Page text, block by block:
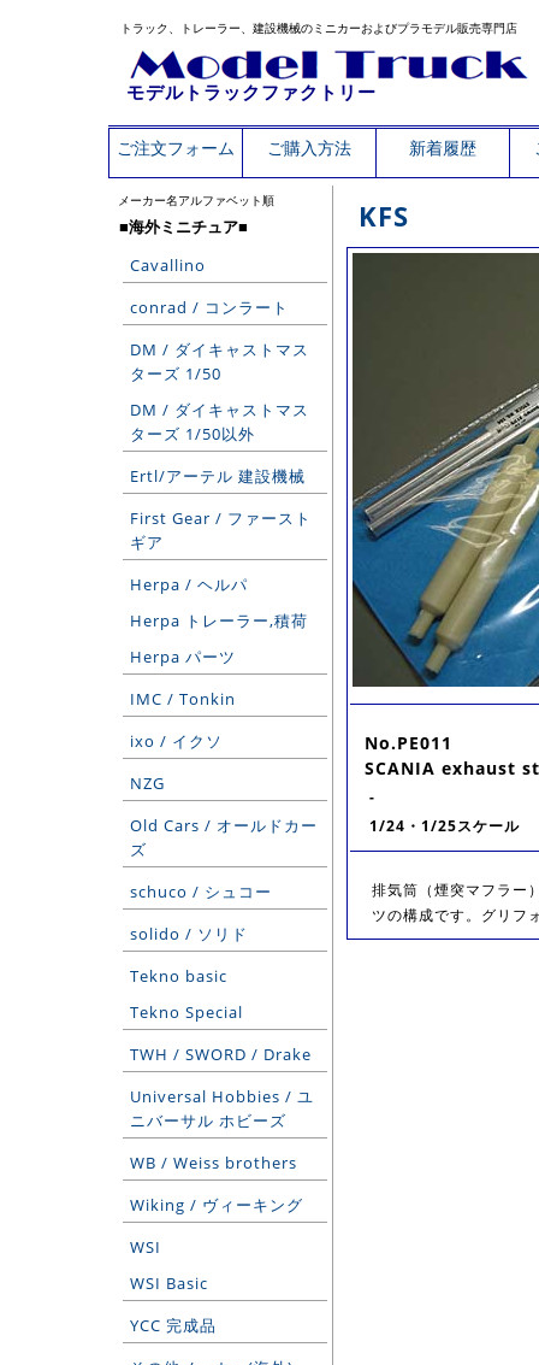
トラック、トレーラー、建設機械のミニカーおよびプラモデル販売専門店
モデルトラックファクトリー
ご注文フォーム ご購入方法 新着履歴
メーカー名アルファベット順
■海外ミニチュア■
Cavallino
conrad / コンラート
DM / ダイキャストマス
ターズ 1/50
DM / ダイキャストマス
ターズ 1/50以外
Ertl/アーテル 建設機械
First Gear / ファースト
ギア
Herpa / ヘルパ
Herpa トレーラー,積荷
Herpa パーツ
IMC / Tonkin
ixo / イクソ
NZG
Old Cars / オールドカー
ズ
schuco / シュコー
solido / ソリド
Tekno basic
Tekno Special
TWH / SWORD / Drake
Universal Hobbies / ユ
ニバーサル ホビーズ
WB / Weiss brothers
Wiking / ヴィーキング
WSI
WSI Basic
YCC 完成品
KFS
No.PE011
SCANIA exhaust
-
1/24・1/25スケール
排気筒（煙突マフラー
ツの構成です。グリフ